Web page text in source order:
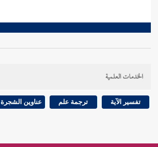
الخدمات العلمية
تفسير الآية ترجمة علم عناوين الشجرة